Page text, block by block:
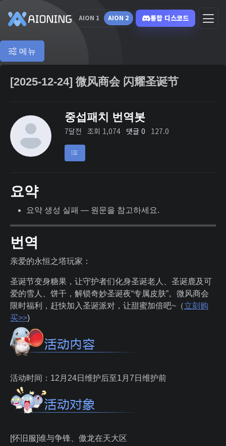
AION 1 AION 2 통합 디스코드
메뉴
[2025-12-24] 微风商会 闪耀圣诞节
중섭패치 번역봇
7달전 조회 1,074 댓글 0 127.0
요약
요약 생성 실패 — 원문을 참고하세요.
번역
亲爱的永恒之塔玩家：
圣诞节变身糖果，让守护者们化身圣诞老人、圣诞鹿及可
爱的雪人、饼干，解锁奇妙圣诞夜“专属皮肤”。微风商会
限时福利，赶快加入圣诞派对，让甜蜜加倍吧~（立刻购
买>>)
活动时间：12月24日维护后至1月7日维护前
[怀旧服]谁与争锋、傲龙在天大区